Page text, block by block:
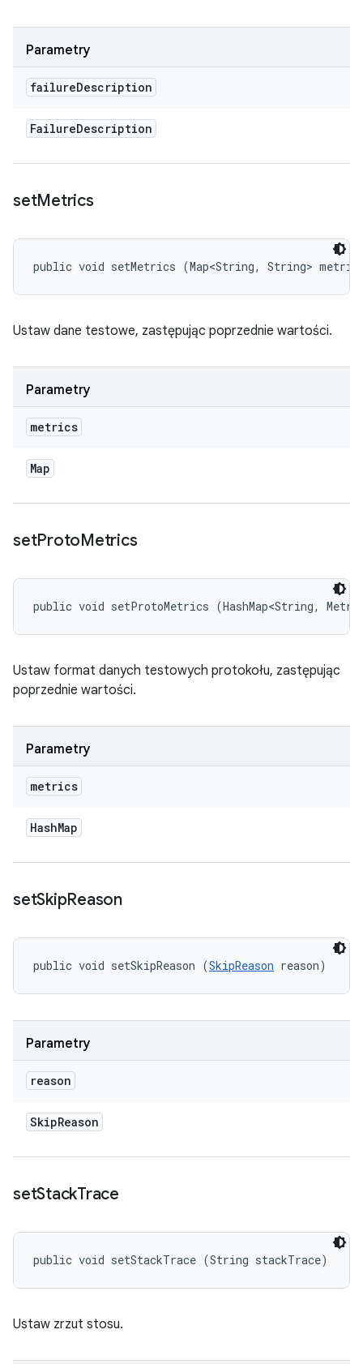
Parametry
failureDescription
FailureDescription
setMetrics
public void setMetrics (Map<String, String>
Ustaw dane testowe, zastępując poprzednie wartości.
Parametry
metrics
Map
setProtoMetrics
public void setProtoMetrics (HashMap<String,
Ustaw format danych testowych protokołu, zastępując
poprzednie wartości.
Parametry
metrics
HashMap
setSkipReason
public void setSkipReason (SkipReason reason)
Parametry
reason
SkipReason
setStackTrace
public void setStackTrace (String stackTrace)
Ustaw zrzut stosu.